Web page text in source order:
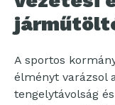
A sportos
élményt varázsol
tengelytávolság